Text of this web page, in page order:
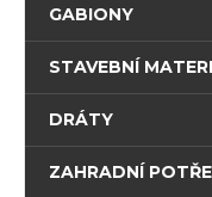
GABIONY
STAVEBNÍ
DRÁTY
ZAHRADNÍ